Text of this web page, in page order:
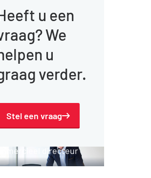
directeur
u een
We
u
verder.
Stel een vraag